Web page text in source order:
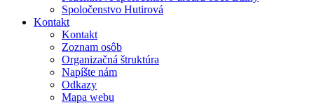
Spoločenstvo Hutirová
Kontakt
Kontakt
Zoznam osôb
Organizačná štruktúra
Napíšte nám
Odkazy
Mapa webu